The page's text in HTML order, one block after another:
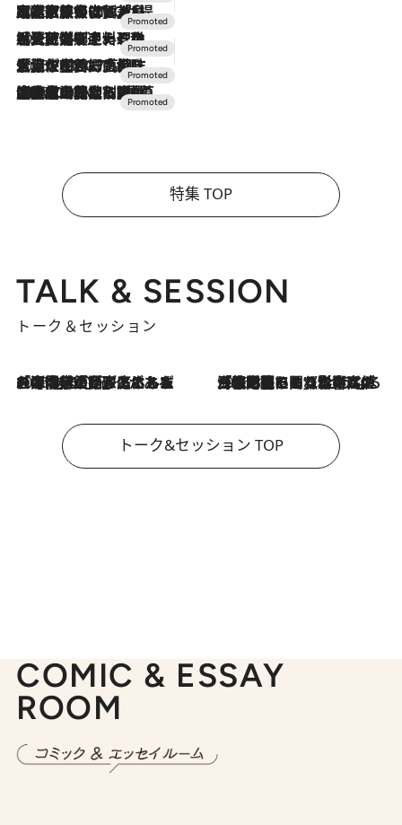
2026.7.31
【ホテル帰省】という選択肢をOMOが提案。家族とほどよい距離を保つには「昼は実家、夜は気兼ねなくホテルで！」
2026.7.24
【夏限定ディナーコース】旬を迎える稚鮎や花ズッキーニなどをイタリア・トスカーナの郷土料理の手法で満喫！
2026.7.17
「土佐和ハーブかき氷」がOMO7高知に登場！生姜、山椒、大葉など目にも舌にも涼を呼ぶ郷土の味
2026.7.10
NEW OPEN！【界 草津】名湯の地に誕生。趣の異なる2種の温泉と上州ならではの会席・蕎麦割烹など美食を味わう究極の癒やし旅
特集 TOP
TALK & SESSION
トーク＆セッション
2026.8.3
「今後値上げがあるとすれば…」「リスクがあるのは今年の冬」エネルギー専門家が語る、ホルムズ海峡封鎖が家庭にもたらす“ある心配” 2026.8.3
「住宅建てられない…」「サーチャージ料の高値が続いている」ホルムズ海峡封鎖による影響はいつまで続く？《エネルギー専門家に聞く“どうなる日本の暮らし”》
トーク&セッション TOP
COMIC & ESSAY
ROOM